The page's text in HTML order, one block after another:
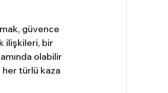
güvence
ilişkileri, bir
olabilir
türlü kaza